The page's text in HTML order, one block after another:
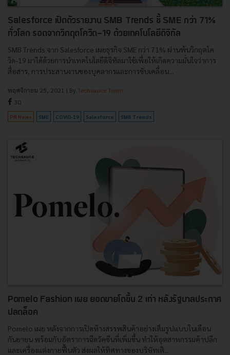
Salesforce เปิดตัวรายงาน SMB Trends ชี้ SME กว่า 71%
ทั่วโลก รอดจากวิกฤตโควิด-19 ด้วยเทคโนโลยีดิจิทัล
SMB Trends จาก Salesforce เผยธุรกิจ SME กว่า 71% ผ่านพ้นวิกฤตโค
วิด-19 มาได้ด้วยการนำเทคโนโลยีดิจิทัลมาใช้เพื่อให้เกิดความมั่นใจว่าการ
สื่อสาร, การประสานงานของบุคลากรและการขับเคลื่อน...
พฤศจิกายน 25, 2021 | By Techsauce Team
30
PR News SME COVID-19 Salesforce SMB Trends
Pomelo Fashion เผย ยอดขายโตขึ้น 2 เท่า หลังรัฐบาลประกาศ
ปลดล็อค
Pomelo เผย หลังจากการเปิดห้างสรรพสินค้าอย่างเต็มรูปแบบในเดือน
กันยายน พร้อมกับอัตราการฉีดวัคซีนที่เพิ่มขึ้น ทำให้อุตสาหกรรมค้าปลีก
และเครื่องแต่งกายฟื้นตัว ส่งผลให้ทิศทางของบริษัทเติ...